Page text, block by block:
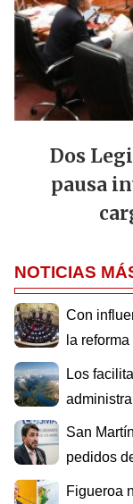
Dos
pausa
NOTICIAS
Con
la
Los
San
pedidos
Figueroa